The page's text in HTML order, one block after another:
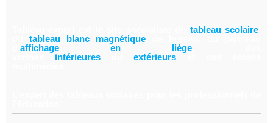
tableau scolaire
tableau blanc magnétique
affichage en liège
intérieures extérieurs